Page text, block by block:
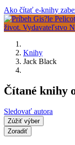
Ako čítať e-knihy
Knihy
Jack Black
Čítané knihy
Sledovať autora
Zúžiť výber
Zoradiť